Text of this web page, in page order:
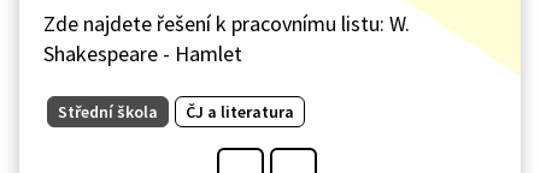
Zde najdete řešení k pracovnímu listu: W.
Shakespeare - Hamlet
Střední škola ČJ a literatura